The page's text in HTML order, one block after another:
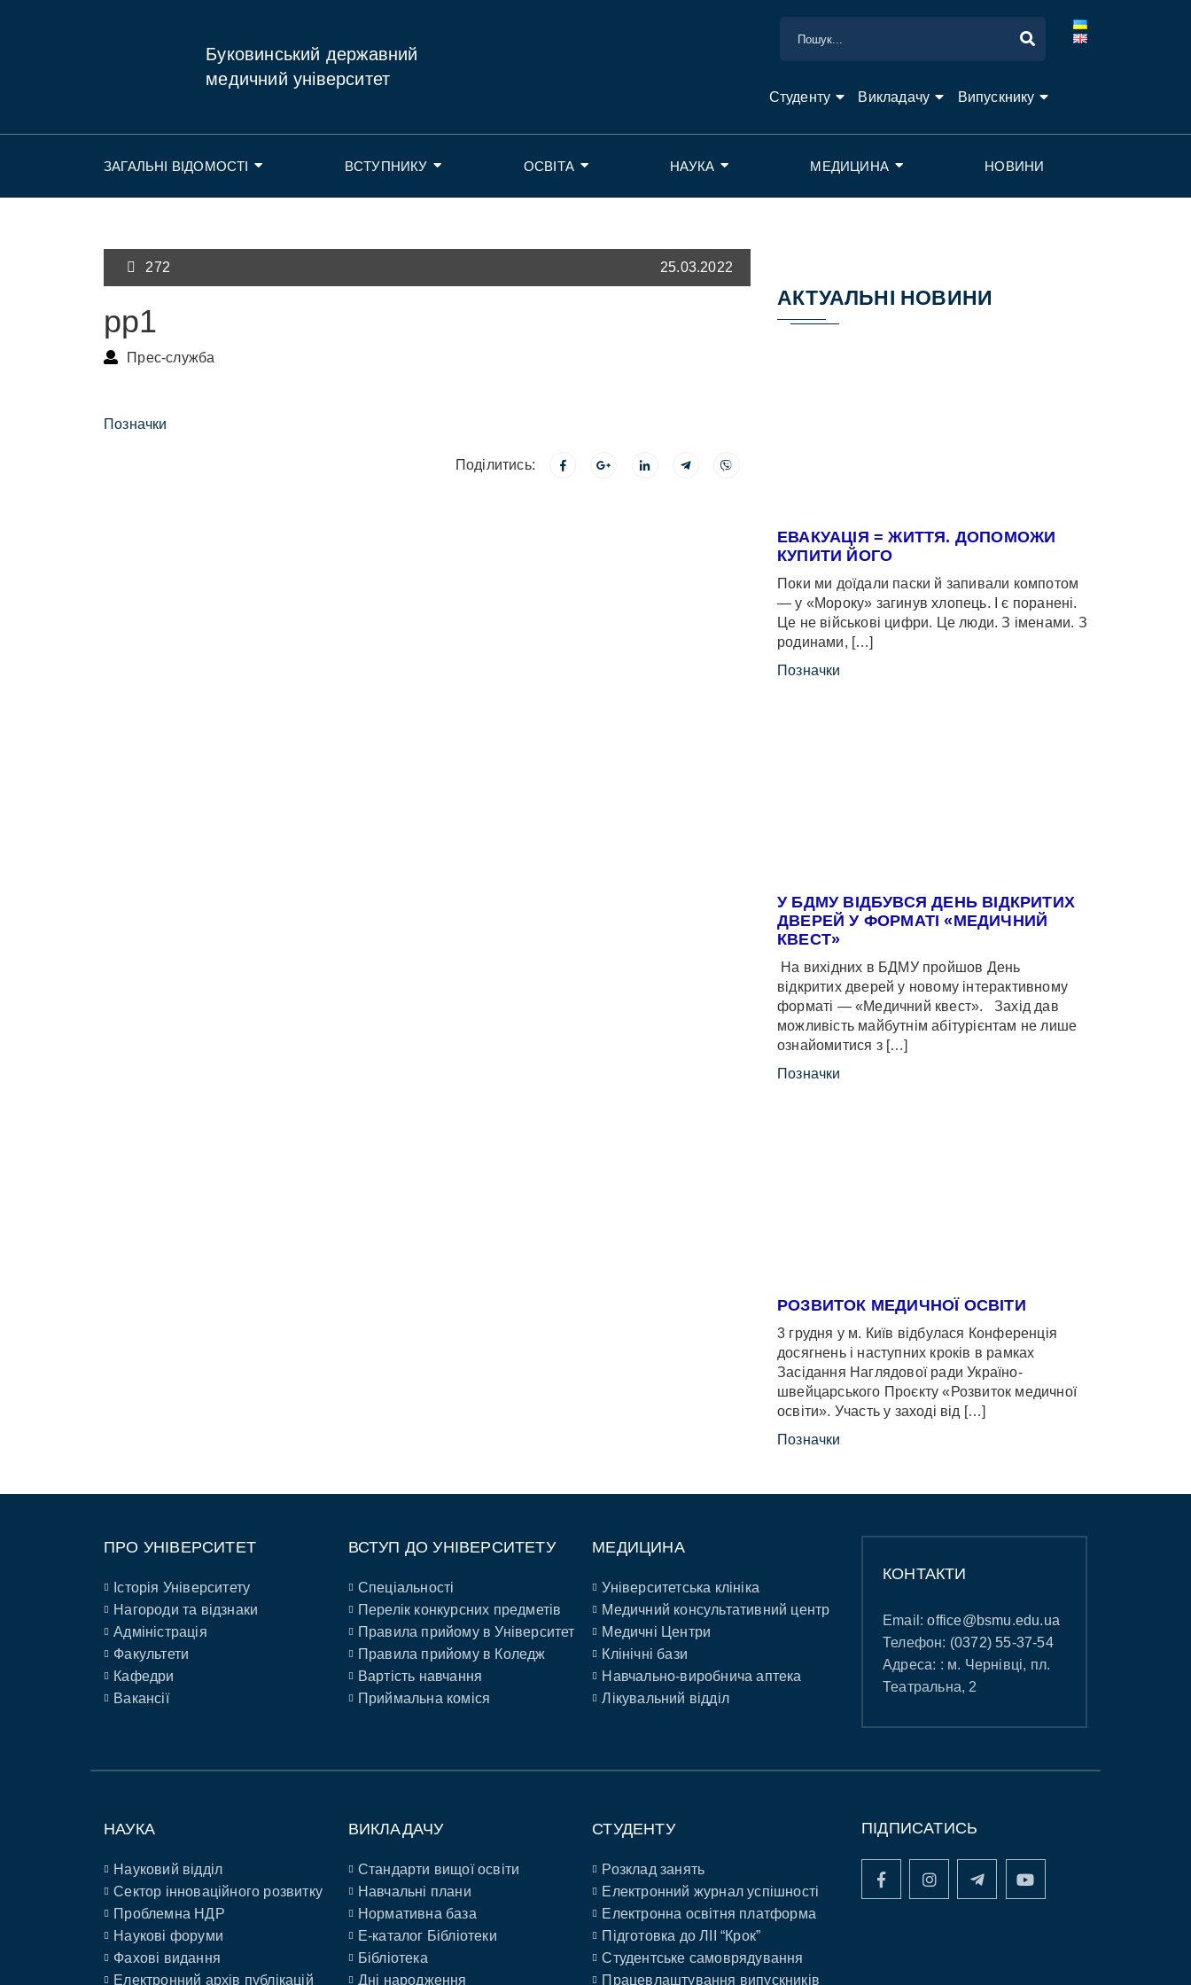
Буковинський державний
медичний університет
Студенту Викладачу Випускнику
ЗАГАЛЬНІ ВІДОМОСТІ ВСТУПНИКУ ОСВІТА НАУКА МЕДИЦИНА НОВИНИ
272 25.03.2022
рр1
Прес-служба
Позначки
Поділитись:
АКТУАЛЬНІ НОВИНИ
ЕВАКУАЦІЯ = ЖИТТЯ. ДОПОМОЖИ
КУПИТИ ЙОГО
Поки ми доїдали паски й запивали компотом
— у «Мороку» загинув хлопець. І є поранені.
Це не військові цифри. Це люди. З іменами. З
родинами, […]
Позначки
У БДМУ ВІДБУВСЯ ДЕНЬ ВІДКРИТИХ
ДВЕРЕЙ У ФОРМАТІ «МЕДИЧНИЙ
КВЕСТ»
На вихідних в БДМУ пройшов День
відкритих дверей у новому інтерактивному
форматі — «Медичний квест». Захід дав
можливість майбутнім абітурієнтам не лише
ознайомитися з […]
Позначки
РОЗВИТОК МЕДИЧНОЇ ОСВІТИ
3 грудня у м. Київ відбулася Конференція
досягнень і наступних кроків в рамках
Засідання Наглядової ради Україно-
швейцарського Проєкту «Розвиток медичної
освіти». Участь у заході від […]
Позначки
ПРО УНІВЕРСИТЕТ
Історія Університету
Нагороди та відзнаки
Адміністрація
Факультети
Кафедри
Вакансії
ВСТУП ДО УНІВЕРСИТЕТУ
Спеціальності
Перелік конкурсних предметів
Правила прийому в Університет
Правила прийому в Коледж
Вартість навчання
Приймальна коміся
МЕДИЦИНА
Університетська клініка
Медичний консультативний центр
Медичні Центри
Клінічні бази
Навчально-виробнича аптека
Лікувальний відділ
КОНТАКТИ
Email:office@bsmu.edu.ua
Телефон: (0372) 55-37-54
Адреса: : м. Чернівці, пл.
Театральна, 2
НАУКА
Науковий відділ
Сектор інноваційного розвитку
Проблемна НДР
Наукові форуми
Фахові видання
Електронний архів публікацій
ВИКЛАДАЧУ
Стандарти вищої освіти
Навчальні плани
Нормативна база
E-каталог Бібліотеки
Бібліотека
Дні народження
СТУДЕНТУ
Розклад занять
Електронний журнал успішності
Електронна освітня платформа
Підготовка до ЛІІ “Крок”
Студентське самоврядування
Працевлаштування випускників
ПІДПИСАТИСЬ